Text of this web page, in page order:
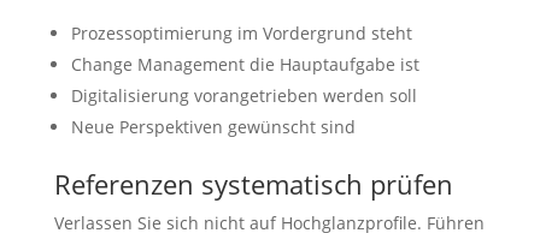
Prozessoptimierung im Vordergrund steht
Change Management die Hauptaufgabe ist
Digitalisierung vorangetrieben werden soll
Neue Perspektiven gewünscht sind
Referenzen systematisch prüfen
Verlassen Sie sich nicht auf Hochglanzprofile. Führen